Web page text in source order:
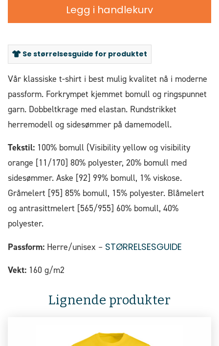
Legg i handlekurv
Se størrelsesguide for produktet
Vår klassiske t-shirt i best mulig kvalitet nå i moderne
passform. Forkrympet kjemmet bomull og ringspunnet
garn. Dobbeltkrage med elastan. Rundstrikket
herremodell og sidesømmer på damemodell.
Tekstil: 100% bomull (Visibility yellow og visibility
orange [11/170] 80% polyester, 20% bomull med
sidesømmer. Aske [92] 99% bomull, 1% viskose.
Gråmelert [95] 85% bomull, 15% polyester. Blåmelert
og antrasittmelert [565/955] 60% bomull, 40%
polyester.
Passform: Herre/unisex – STØRRELSESGUIDE
Vekt: 160 g/m2
Lignende produkter